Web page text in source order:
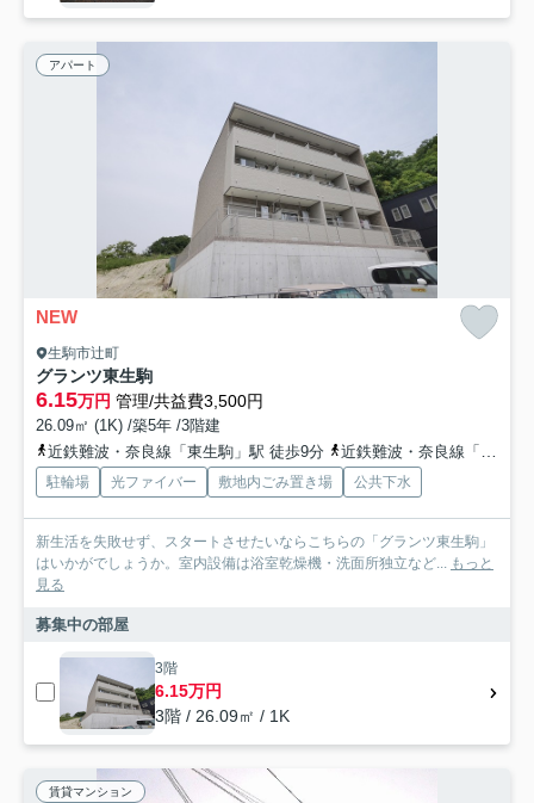
アパート
NEW
生駒市辻町
グランツ東生駒
6.15万円 管理/共益費3,500円
26.09㎡ (1K) /築5年 /3階建
近鉄難波・奈良線「東生駒」駅 徒歩9分
近鉄難波・奈良線「生駒」駅 徒歩23分
駐輪場 光ファイバー 敷地内ごみ置き場 公共下水
新生活を失敗せず、スタートさせたいならこちらの「グランツ東生駒」
はいかがでしょうか。室内設備は浴室乾燥機・洗面所独立など...
もっと
見る
募集中の部屋
3階
6.15万円
3階 / 26.09㎡ / 1K
賃貸マンション